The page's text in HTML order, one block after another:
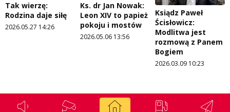
Tak wierzę:
Rodzina daje siłę
2026.05.27 14:26
Ks. dr Jan Nowak:
Leon XIV to papież
pokoju i mostów
2026.05.06 13:56
Ksiądz Paweł
Ścisłowicz:
Modlitwa jest
rozmową z Panem
Bogiem
2026.03.09 10:23